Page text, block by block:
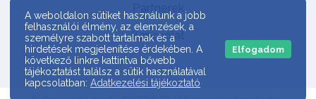
Partnerek
Kapcsolat
A weboldalon sütiket használunk a jobb
felhasználói élmény, az elemzések, a
személyre szabott tartalmak és a
hirdetések megjelenítése érdekében. A
következő linkre kattintva bővebb
tájékoztatást találsz a sütik használatával
kapcsolatban: Adatkezelési tájékoztató
Elfogadom